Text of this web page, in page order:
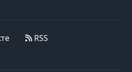
RSS